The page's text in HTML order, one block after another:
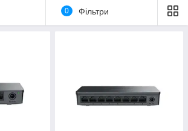
у тому випадку, якщо вам потрібно
на мережеве обладнання через локальну
для підключення ip-телефонів, ip-камер,
джерела безперебійного живлення або
і дал коммутатор подасть живлення на
0 Фільтри